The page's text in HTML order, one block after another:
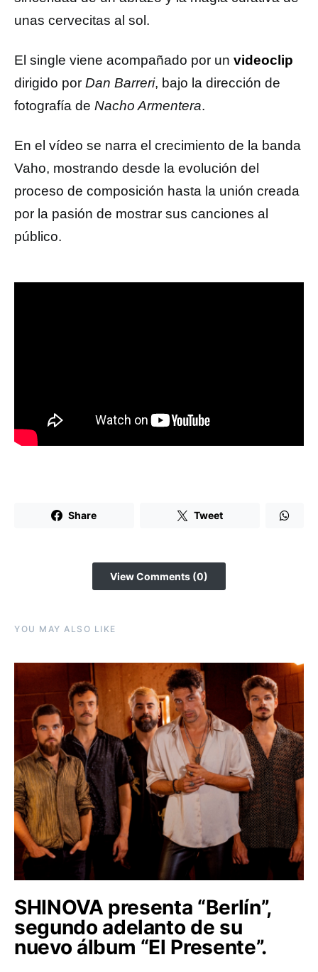
unas cervecitas al sol.
El single viene acompañado por un videoclip
dirigido por Dan Barreri, bajo la dirección de
fotografía de Nacho Armentera.
En el vídeo se narra el crecimiento de la banda
Vaho, mostrando desde la evolución del
proceso de composición hasta la unión creada
por la pasión de mostrar sus canciones al
público.
Share Tweet
View Comments (0)
YOU MAY ALSO LIKE
SHINOVA presenta “Berlín”,
segundo adelanto de su
nuevo álbum “El Presente”.